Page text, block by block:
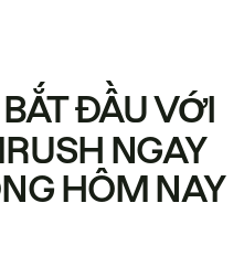
BẮT ĐẦU VỚI
NGAY
HÔM NAY